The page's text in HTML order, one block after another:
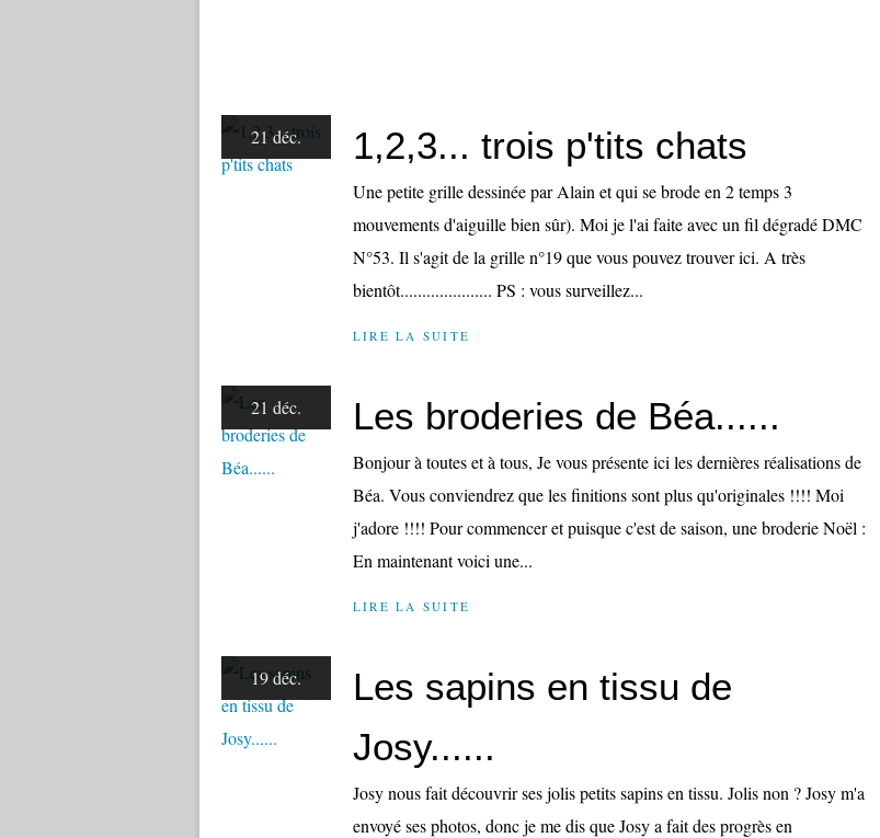
21 déc. 1,2,3... trois p'tits chats
Une petite grille dessinée par Alain et qui se brode en 2 temps 3
mouvements d'aiguille bien sûr). Moi je l'ai faite avec un fil dégradé DMC
N°53. Il s'agit de la grille n°19 que vous pouvez trouver ici. A très
bientôt..................... PS : vous surveillez...
LIRE LA SUITE
21 déc. Les broderies de Béa......
Bonjour à toutes et à tous, Je vous présente ici les dernières réalisations de
Béa. Vous conviendrez que les finitions sont plus qu'originales !!!! Moi
j'adore !!!! Pour commencer et puisque c'est de saison, une broderie Noël :
En maintenant voici une...
LIRE LA SUITE
19 déc.
Les sapins en tissu de
Josy......
Josy nous fait découvrir ses jolis petits sapins en tissu. Jolis non ? Josy m'a
envoyé ses photos, donc je me dis que Josy a fait des progrès en